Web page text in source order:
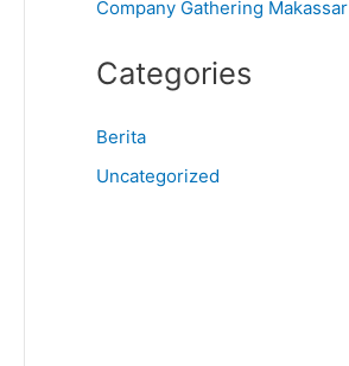
Company Gathering Makassar
Categories
Berita
Uncategorized